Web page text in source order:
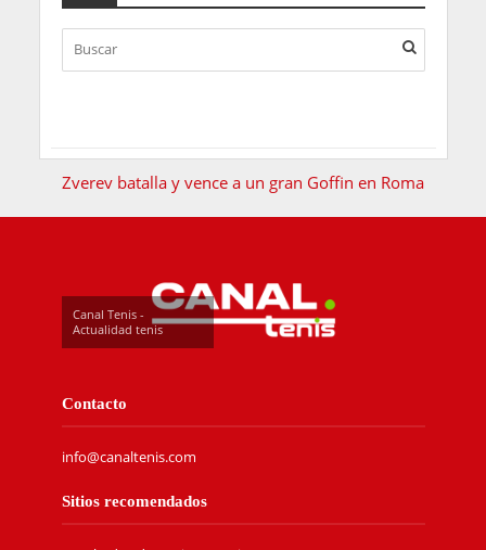
Zverev batalla y vence a un gran Goffin en Roma
Canal Tenis -
Actualidad tenis
Contacto
info@canaltenis.com
Sitios recomendados